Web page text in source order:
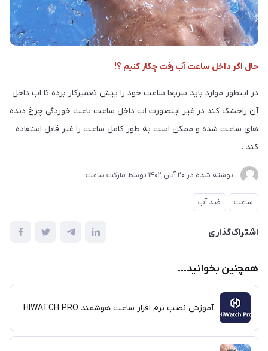
اگر داخل ساعت آب رفت چکار کنیم ؟!
موارد باید سریعا ساعت خود را پیش تعمیرکار برده تا اب داخل
راخشک کند در غیر اینصورت اب داخل ساعت باعث خوردگی چرخ دنده
ساعت شده و ممکن است به طور کامل ساعت را غیر قابل استفاده
نوشته شده در20 آبان 1402 توسطمارکت ساعت
ضد آب
بخوانید...
آموزش نصب نرم افزار ساعت هوشمند HIWATCH PRO